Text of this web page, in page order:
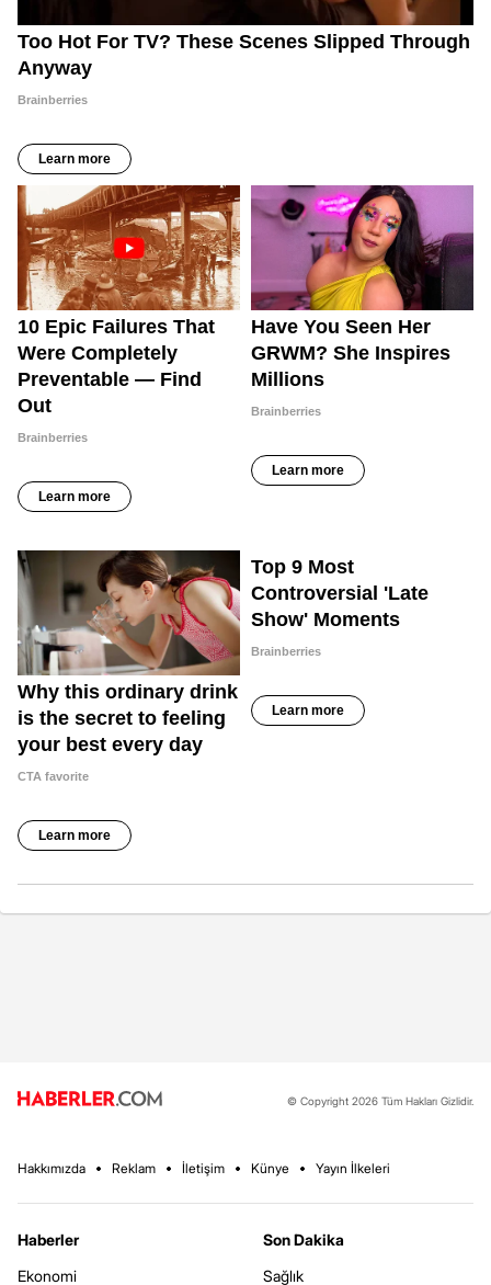
© Copyright 2026 Tüm Hakları Gizlidir.
Hakkımızda Reklam İletişim Künye Yayın İlkeleri
Haberler
Ekonomi
Son Dakika
Sağlık